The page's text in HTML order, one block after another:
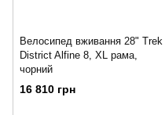
Велосипед вживання 28" Trek
District Alfine 8, XL рама,
чорний
16 810 грн